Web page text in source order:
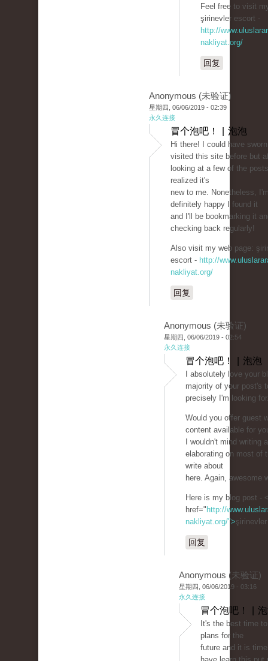
Feel free to visit
şirinevler escort -
http://
nakliyat.org/
回复
Anonymous (未验证)
星期四, 06/06/2019 - 02:39
永久连接
冒个泡吧！ | 泡泡
Hi there! I could have
visited this site before but
looking at a few of the
realized it's
new to me. Nonetheless,
definitely happy I found it
and I'll be bookmarking it
checking back regularly!
Also visit my web page:
escort - http://
nakliyat.org/
回复
Anonymous (未验证)
星期四, 06/06/2019 - 02:54
永久连接
冒个泡吧！ | 泡泡
I absolutely love your
majority of your post's
precisely I'm looking
Would you offer guest
content available for
I wouldn't mind writing
elaborating on most of
write about
here. Again, awesome
Here is my blog post -
href=" http://
nakliyat.org/">
回复
Anonymous (未验证)
星期四, 06/06/2019 - 03:16
永久连接
冒个泡吧！ |
It's the best time
plans for the
future and it is